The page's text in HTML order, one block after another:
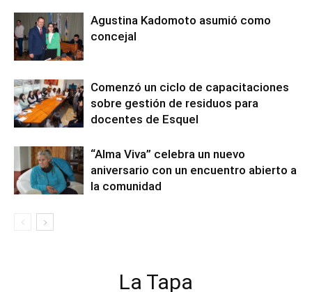
Agustina Kadomoto asumió como
concejal
Comenzó un ciclo de capacitaciones
sobre gestión de residuos para
docentes de Esquel
“Alma Viva” celebra un nuevo
aniversario con un encuentro abierto a
la comunidad
La Tapa